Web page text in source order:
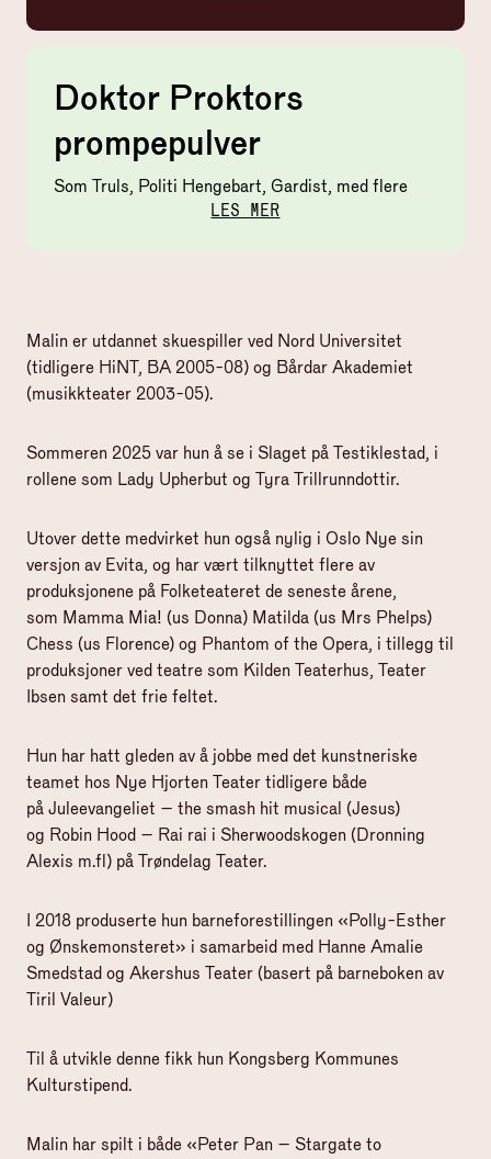
Doktor Proktors
prompepulver
Som Truls, Politi Hengebart, Gardist, med flere
LES MER
Malin er utdannet skuespiller ved Nord Universitet
(tidligere HiNT, BA 2005-08) og Bårdar Akademiet
(musikkteater 2003-05).
Sommeren 2025 var hun å se i Slaget på Testiklestad, i
rollene som Lady Upherbut og Tyra Trillrunndottir.
Utover dette medvirket hun også nylig i Oslo Nye sin
versjon av Evita, og har vært tilknyttet flere av
produksjonene på Folketeateret de seneste årene,
som Mamma Mia! (us Donna) Matilda (us Mrs Phelps)
Chess (us Florence) og Phantom of the Opera, i tillegg til
produksjoner ved teatre som Kilden Teaterhus, Teater
Ibsen samt det frie feltet.
Hun har hatt gleden av å jobbe med det kunstneriske
teamet hos Nye Hjorten Teater tidligere både
på Juleevangeliet – the smash hit musical (Jesus)
og Robin Hood – Rai rai i Sherwoodskogen (Dronning
Alexis m.fl) på Trøndelag Teater.
I 2018 produserte hun barneforestillingen «Polly-Esther
og Ønskemonsteret» i samarbeid med Hanne Amalie
Smedstad og Akershus Teater (basert på barneboken av
Tiril Valeur)
Til å utvikle denne fikk hun Kongsberg Kommunes
Kulturstipend.
Malin har spilt i både «Peter Pan – Stargate to